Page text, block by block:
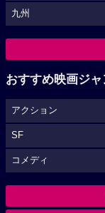
九州
おすすめ映画ジャ
アクション
SF
コメディ